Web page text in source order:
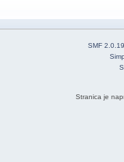
SMF 2.0.19
Stranica je